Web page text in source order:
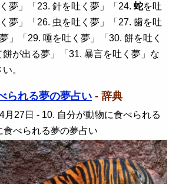
夢」「23. 針を吐く夢」「24.蛇を吐
夢」「26. 虫を吐く夢」「27. 歯を吐
」「29. 唾を吐く夢」「30. 餅を吐く
が出る夢」「31. 暴言を吐く夢」な
。
られる夢の夢占い - 辞典
月27日 - 10. 自分が動物に食べられる
食べられる夢の夢占い